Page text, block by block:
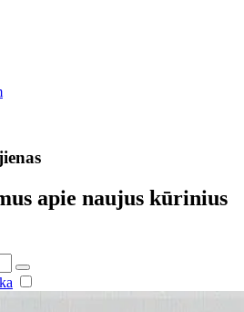
apie naujus kūrinius